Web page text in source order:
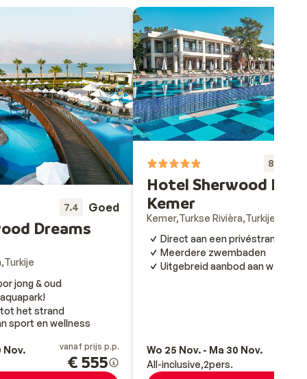
7.4 Goed
Dreams
Turkije
jong & oud
het strand
sport en wellness
Nov. vanaf prijs p.p.
€ 555
8.4
Hotel Sherwood
Kemer
Kemer Turkse Rivièra Turkije
Direct aan een privéstrand
Meerdere zwembaden
Uitgebreid aanbod aan
Wo 25 Nov. - Ma 30 Nov.
All-inclusive 2pers.